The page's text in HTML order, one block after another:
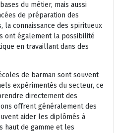
du métier, mais aussi
de préparation des
la connaissance des spiritueux
ont également la possibilité
en travaillant dans des
de barman sont souvent
expérimentés du secteur, ce
directement des
offrent généralement des
aider les diplômés à
haut de gamme et les